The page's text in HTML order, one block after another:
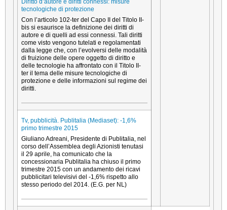
Diritto d’autore e diritti connessi: misure
tecnologiche di protezione
Con l’articolo 102-ter del Capo II del Titolo II-
bis si esaurisce la definizione dei diritti di
autore e di quelli ad essi connessi. Tali diritti
come visto vengono tutelati e regolamentati
dalla legge che, con l’evolversi delle modalità
di fruizione delle opere oggetto di diritto e
delle tecnologie ha affrontato con il Titolo II-
ter il tema delle misure tecnologiche di
protezione e delle informazioni sul regime dei
diritti.
Tv, pubblicità. Publitalia (Mediaset): -1,6%
primo trimestre 2015
Giuliano Adreani, Presidente di Publitalia, nel
corso dell’Assemblea degli Azionisti tenutasi
il 29 aprile, ha comunicato che la
concessionaria Publitalia ha chiuso il primo
trimestre 2015 con un andamento dei ricavi
pubblicitari televisivi del -1,6% rispetto allo
stesso periodo del 2014. (E.G. per NL)